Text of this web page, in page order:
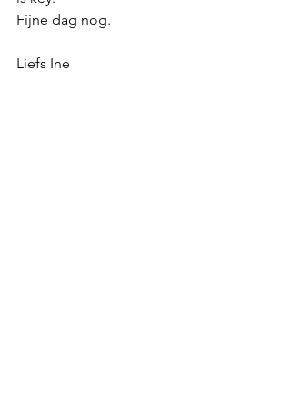
Fijne dag nog.
Liefs Ine